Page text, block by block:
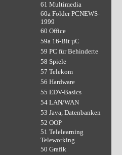
61 Multimedia
60a Folder PCNEWS-
1999
60 Office
59a 16-Bit µC
59 PC für Behinderte
58 Spiele
57 Telekom
56 Hardware
55 EDV-Basics
54 LAN/WAN
53 Java, Datenbanken
52 OOP
51 Telelearning
Teleworking
50 Grafik